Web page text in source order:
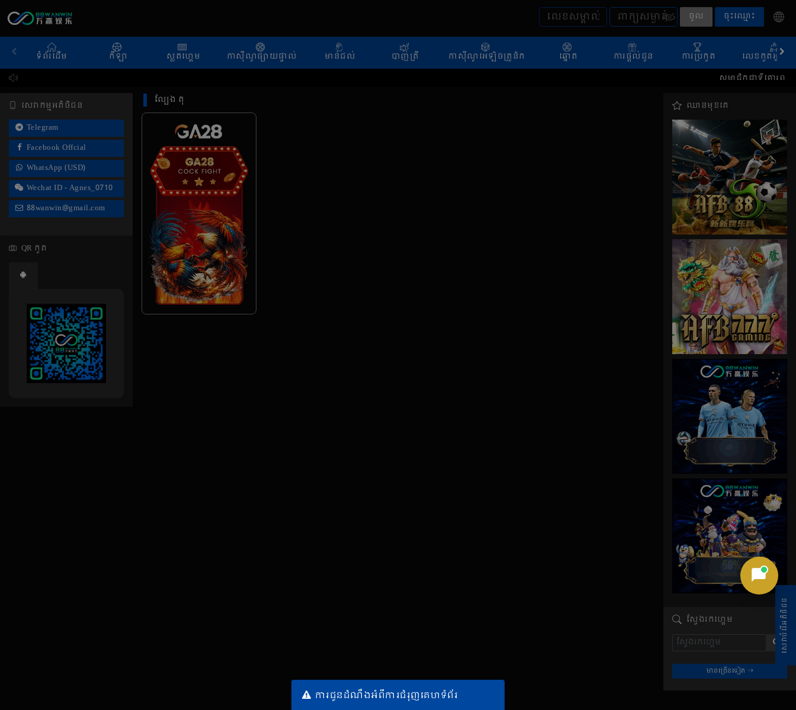
ចូល ចុះឈ្មោះ
ទំព័រដើម កីឡា ស្លតហ្គេម កាស៊ីណូផ្សាយផ្ទាល់ មាន់ជល់ បាញ់ត្រី កាស៊ីណូអេឡិចត្រូនិក ឆ្នោត ការផ្តល់ជូន ការប្រកួត លេខកូតអ្នកណ
សមាជិកជាទីគោរព សូមស្វាគម
សេវាកម្មអតិថិជន
Telegram
Facebook Offcial
WhatsApp (USD)
Wechat ID - Agnes_0710
88wanwin@gmail.com
QR កូត
ល្បែង តុ ឈានមុខគេ
ស្វែងរកហ្គេម
មានច្រើនទៀត
ការជូនដំណឹងអំពីការជំរុញគេហទំព័រ
សេវាបំរើអតិថិជន